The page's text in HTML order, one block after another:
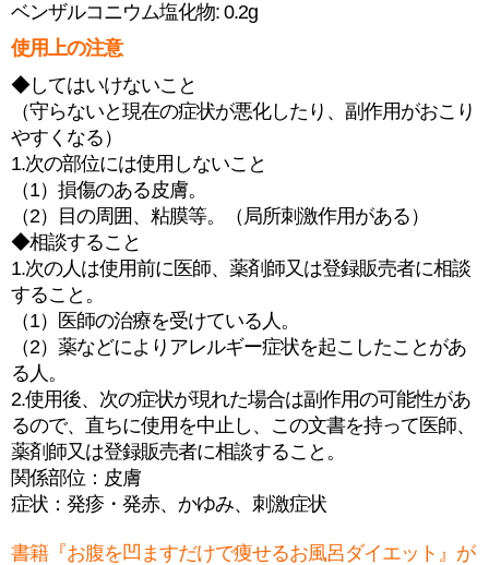
ベンザルコニウム塩化物: 0.2g
使用上の注意
◆してはいけないこと
（守らないと現在の症状が悪化したり、副作用がおこり
やすくなる）
1.次の部位には使用しないこと
（1）損傷のある皮膚。
（2）目の周囲、粘膜等。（局所刺激作用がある）
◆相談すること
1.次の人は使用前に医師、薬剤師又は登録販売者に相談
すること。
（1）医師の治療を受けている人。
（2）薬などによりアレルギー症状を起こしたことがあ
る人。
2.使用後、次の症状が現れた場合は副作用の可能性があ
るので、直ちに使用を中止し、この文書を持って医師、
薬剤師又は登録販売者に相談すること。
関係部位：皮膚
症状：発疹・発赤、かゆみ、刺激症状
書籍『お腹を凹ますだけで痩せるお風呂ダイエット』が